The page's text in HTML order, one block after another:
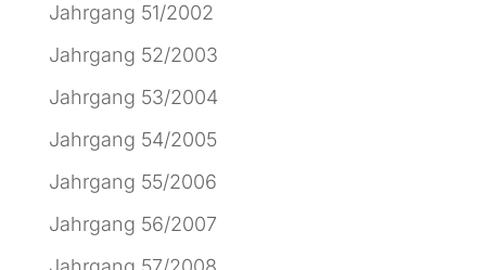
Jahrgang 51/2002
Jahrgang 52/2003
Jahrgang 53/2004
Jahrgang 54/2005
Jahrgang 55/2006
Jahrgang 56/2007